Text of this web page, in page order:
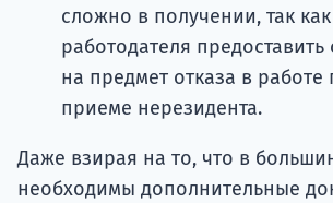
сложно в получении, так
работодателя
на предмет отказа в работе
приеме нерезидента.
Даже взирая на то, что в
необходимы дополнительные